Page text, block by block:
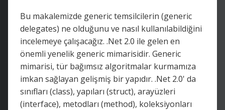
Bu makalemizde generic temsilcilerin (generic
delegates) ne olduğunu ve nasıl kullanılabildiğini
incelemeye çalışacağız. .Net 2.0 ile gelen en
önemli yenelik generic mimarisidir. Generic
mimarisi, tür bağımsız algoritmalar kurmamıza
imkan sağlayan gelişmiş bir yapıdır. .Net 2.0' da
sınıfları (class), yapıları (struct), arayüzleri
(interface), metodları (method), koleksiyonları